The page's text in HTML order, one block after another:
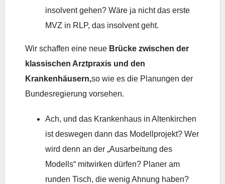
insolvent gehen? Wäre ja nicht das erste
MVZ in RLP, das insolvent geht.
Wir schaffen eine neue Brücke zwischen der
klassischen Arztpraxis und den
Krankenhäusern,so wie es die Planungen der
Bundesregierung vorsehen.
Ach, und das Krankenhaus in Altenkirchen
ist deswegen dann das Modellprojekt? Wer
wird denn an der „Ausarbeitung des
Modells“ mitwirken dürfen? Planer am
runden Tisch, die wenig Ahnung haben?